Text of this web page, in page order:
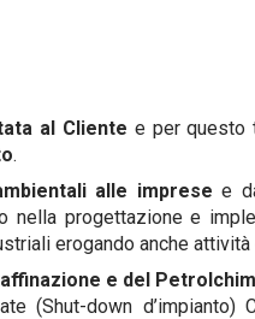
al Cliente e per questo
.
alle imprese e
nella progettazione e
erogando anche
e del
(Shut-down